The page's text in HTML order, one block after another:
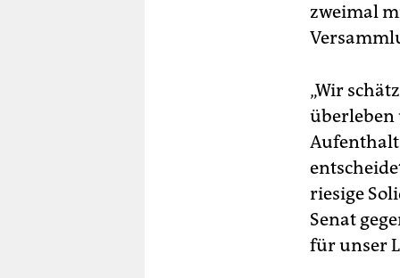
zweimal
„Wir
überleben
riesige
Senat
für unser